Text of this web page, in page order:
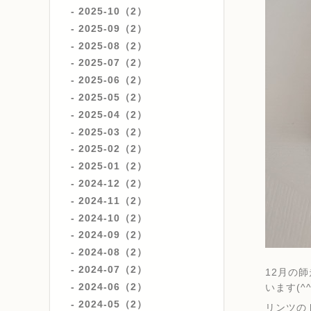
2025-10（2）
2025-09（2）
2025-08（2）
2025-07（2）
2025-06（2）
2025-05（2）
2025-04（2）
2025-03（2）
2025-02（2）
2025-01（2）
2024-12（2）
2024-11（2）
2024-10（2）
2024-09（2）
2024-08（2）
2024-07（2）
2024-06（2）
2024-05（2）
12月の
います
リンツ